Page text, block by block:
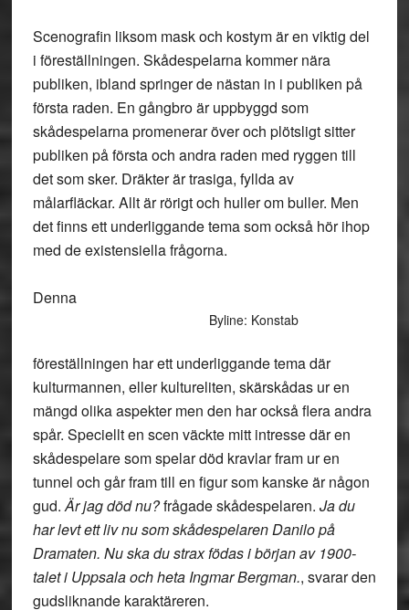
Scenografin liksom mask och kostym är en viktig del
i föreställningen. Skådespelarna kommer nära
publiken, ibland springer de nästan in i publiken på
första raden. En gångbro är uppbyggd som
skådespelarna promenerar över och plötsligt sitter
publiken på första och andra raden med ryggen till
det som sker. Dräkter är trasiga, fyllda av
målarfläckar. Allt är rörigt och huller om buller. Men
det finns ett underliggande tema som också hör ihop
med de existensiella frågorna.
Byline: Konstab
Denna
föreställningen har ett underliggande tema där
kulturmannen, eller kultureliten, skärskådas ur en
mängd olika aspekter men den har också flera andra
spår. Speciellt en scen väckte mitt intresse där en
skådespelare som spelar död kravlar fram ur en
tunnel och går fram till en figur som kanske är någon
gud.Är jag död nu?frågade skådespelaren. Ja du
har levt ett liv nu som skådespelaren Danilo på
Dramaten. Nu ska du strax födas i början av 1900-
talet i Uppsala och heta Ingmar Bergman., svarar den
gudsliknande karaktäreren.